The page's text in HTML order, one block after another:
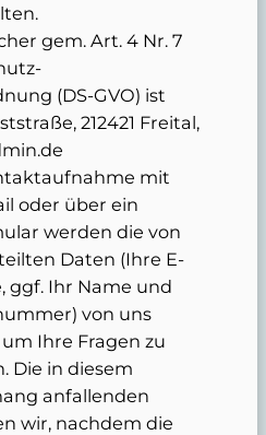
gem. Art. 4 Nr. 7
(DS-GVO) ist
212421 Freital,
mit
oder über ein
werden die von
Daten (Ihre E-
ggf. Ihr Name und
von uns
Ihre Fragen zu
Die in diesem
anfallenden
wir, nachdem die